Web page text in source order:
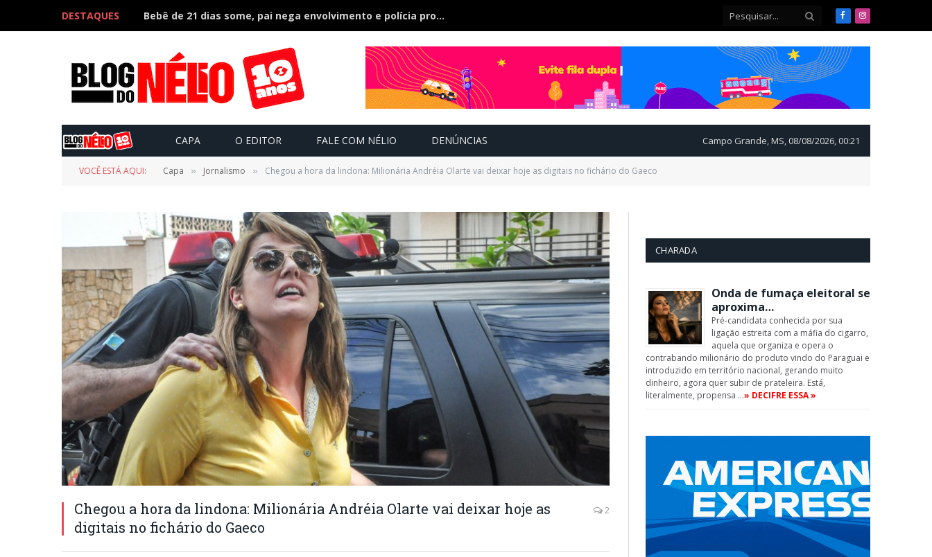
DESTAQUES Bebê de 21 dias some, pai nega envolvimento e polícia procura a criança FacebookInstagram
CAPA O EDITOR FALE COM NÉLIO DENÚNCIAS Campo Grande, MS, 08/08/2026, 00:21
VOCÊ ESTÁ AQUI: Capa » Jornalismo » Chegou a hora da lindona: Milionária Andréia Olarte vai deixar hoje as digitais no fichário do Gaeco
Chegou a hora da lindona: Milionária Andréia Olarte vai deixar hoje as
digitais no fichário do Gaeco
2
CHARADA
Onda de fumaça eleitoral se
aproxima…
Pré-candidata conhecida por sua
ligação estreita com a máfia do cigarro,
aquela que organiza e opera o
contrabando milionário do produto vindo do Paraguai e
introduzido em território nacional, gerando muito
dinheiro, agora quer subir de prateleira. Está,
literalmente, propensa …» DECIFRE ESSA »